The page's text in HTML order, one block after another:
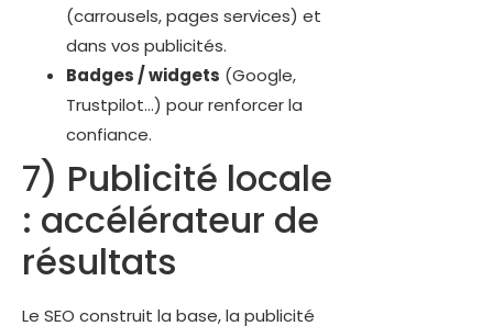
(carrousels, pages services) et
dans vos publicités.
Badges / widgets (Google,
Trustpilot…) pour renforcer la
confiance.
7) Publicité locale
: accélérateur de
résultats
Le SEO construit la base, la publicité